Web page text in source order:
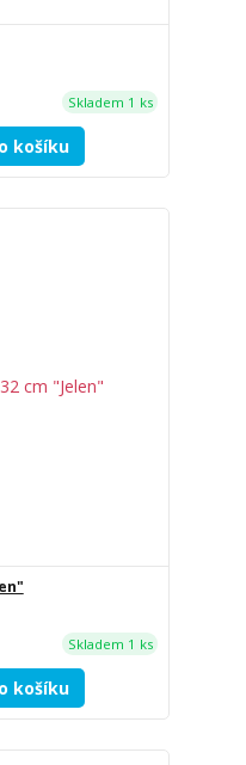
Skladem 1 ks
košíku
Skladem 1 ks
košíku